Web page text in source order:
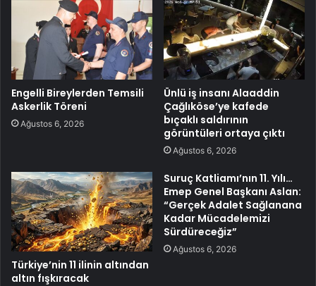
Engelli Bireylerden Temsili
Askerlik Töreni
Ağustos 6, 2026
Ünlü iş insanı Alaaddin
Çağlıköse’ye kafede
bıçaklı saldırının
görüntüleri ortaya çıktı
Ağustos 6, 2026
Türkiye’nin 11 ilinin altından
altın fışkıracak
Suruç Katliamı’nın 11. Yılı…
Emep Genel Başkanı Aslan:
“Gerçek Adalet Sağlanana
Kadar Mücadelemizi
Sürdüreceğiz”
Ağustos 6, 2026